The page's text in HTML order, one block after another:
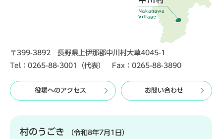
〒399-3892 長野県上伊那郡中川村大草4045-1
Tel：0265-88-3001（代表） Fax：0265-88-3890
役場へのアクセス お問い合わせ
村のうごき （令和8年7月1日）